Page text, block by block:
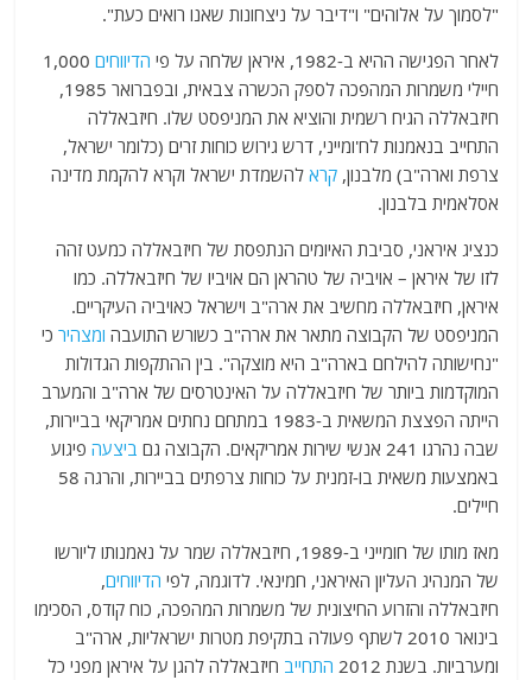
"לסמוך על אלוהים" ו"דיבר על ניצחונות שאנו רואים כעת".
לאחר הפגישה ההיא ב-1982, איראן שלחה על פי
הדיווחים 1,000
חיילי משמרות המהפכה לספק הכשרה צבאית, ובפברואר 1985,
חיזבאללה הגיח רשמית והוציא את המניפסט שלו. חיזבאללה
התחייב בנאמנות לח'ומייני, דרש גירוש כוחות זרים (כלומר ישראל,
צרפת וארה"ב) מלבנון,קרא להשמדת ישראל וקרא להקמת מדינה
אסלאמית בלבנון.
כנציג איראני, סביבת האיומים הנתפסת של חיזבאללה כמעט זהה
לזו של איראן – אויביה של טהראן הם אויביו של חיזבאללה. כמו
איראן, חיזבאללה מחשיב את ארה"ב וישראל כאויביה העיקריים.
המניפסט של הקבוצה מתאר את ארה"ב כשורש התועבה ומצהיר כי
"נחישותה להילחם בארה"ב היא מוצקה". בין ההתקפות הגדולות
המוקדמות ביותר של חיזבאללה על האינטרסים של ארה"ב והמערב
הייתה הפצצת המשאית ב-1983 במתחם נחתים אמריקאי בביירות,
שבה נהרגו 241 אנשי שירות אמריקאים. הקבוצה גם
ביצעה פיגוע
באמצעות משאית בו-זמנית על כוחות צרפתים בביירות, והרגה 58
חיילים.
מאז מותו של חומייני ב-1989, חיזבאללה שמר על נאמנותו ליורשו
של המנהיג העליון האיראני, חמינאי. לדוגמה, לפי הדיווחים,
חיזבאללה והזרוע החיצונית של משמרות המהפכה, כוח קודס, הסכימו
בינואר 2010 לשתף פעולה בתקיפת מטרות ישראליות, ארה"ב
ומערביות. בשנת 2012
התחייב חיזבאללה להגן על איראן מפני כל